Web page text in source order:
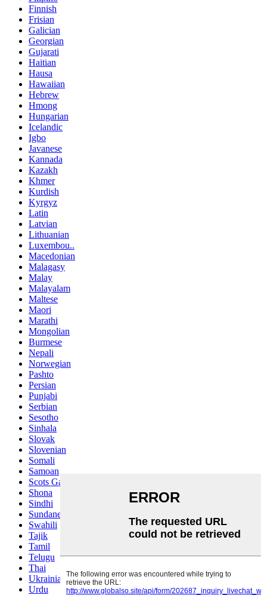
Finnish
Frisian
Galician
Georgian
Gujarati
Haitian
Hausa
Hawaiian
Hebrew
Hmong
Hungarian
Icelandic
Igbo
Javanese
Kannada
Kazakh
Khmer
Kurdish
Kyrgyz
Latin
Latvian
Lithuanian
Luxembou..
Macedonian
Malagasy
Malay
Malayalam
Maltese
Maori
Marathi
Mongolian
Burmese
Nepali
Norwegian
Pashto
Persian
Punjabi
Serbian
Sesotho
Sinhala
Slovak
Slovenian
Somali
Samoan
Scots Gaelic
Shona
Sindhi
Sundanese
Swahili
Tajik
Tamil
Telugu
Thai
Ukrainian
Urdu